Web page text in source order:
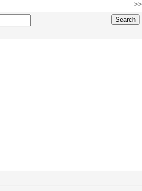
>>